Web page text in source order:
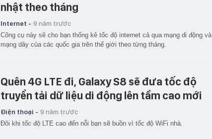
nhật theo tháng
Internet - 9 năm trước
Công cụ này sẽ cho bạn thống kê tốc độ internet cả qua mạng di động và
mạng dây của các quốc gia trên thế giới theo từng tháng.
Quên 4G LTE đi, Galaxy S8 sẽ đưa tốc độ
truyển tải dữ liệu di động lên tầm cao mới
Điện thoại - 9 năm trước
Đôi khi tốc độ LTE cao đến nỗi bạn sẽ buồn vì tốc độ WiFi nhà.